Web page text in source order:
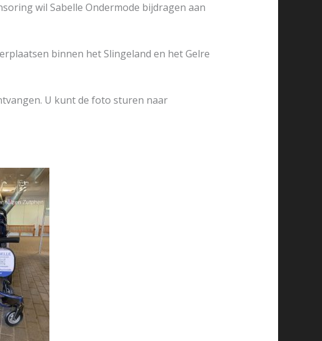
wil Sabelle Ondermode bijdragen aan
binnen het Slingeland en het Gelre
U kunt de foto sturen naar